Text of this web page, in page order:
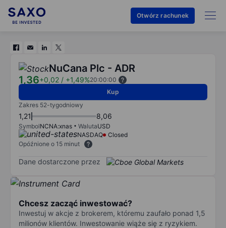
Otwórz rachunek
NuCana Plc - ADR
1,36+0,02 / +1,49%20:00:00
Kup
Zakres 52-tygodniowy
1,21 8,06
SymbolNCNA:xnas WalutaUSD
NASDAQ
Closed
Opóźnione o 15 minut
Dane dostarczone przez
Chcesz zacząć inwestować?
Inwestuj w akcje z brokerem, któremu zaufało ponad 1,5
milionów klientów. Inwestowanie wiąże się z ryzykiem.